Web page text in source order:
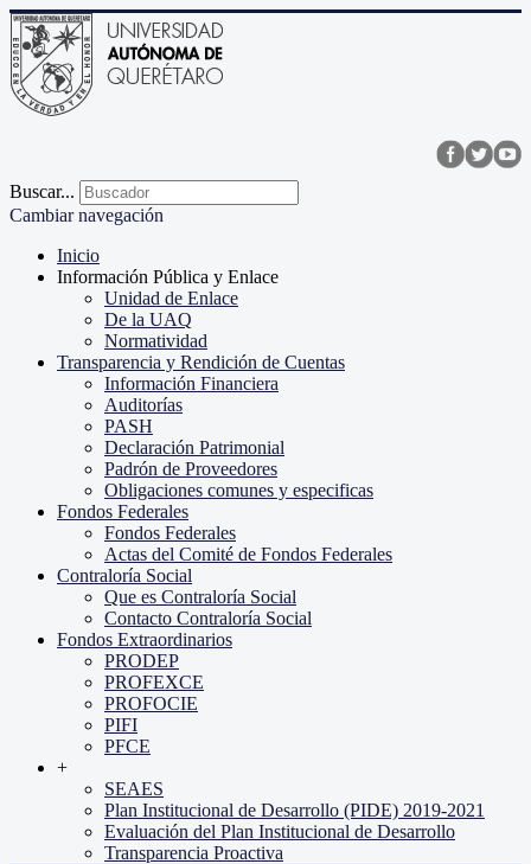
Buscar...
Cambiar navegación
Inicio
Información Pública y Enlace
Unidad de Enlace
De la UAQ
Normatividad
Transparencia y Rendición de Cuentas
Información Financiera
Auditorías
PASH
Declaración Patrimonial
Padrón de Proveedores
Obligaciones comunes y especificas
Fondos Federales
Fondos Federales
Actas del Comité de Fondos Federales
Contraloría Social
Que es Contraloría Social
Contacto Contraloría Social
Fondos Extraordinarios
PRODEP
PROFEXCE
PROFOCIE
PIFI
PFCE
+
SEAES
Plan Institucional de Desarrollo (PIDE) 2019-2021
Evaluación del Plan Institucional de Desarrollo
Transparencia Proactiva